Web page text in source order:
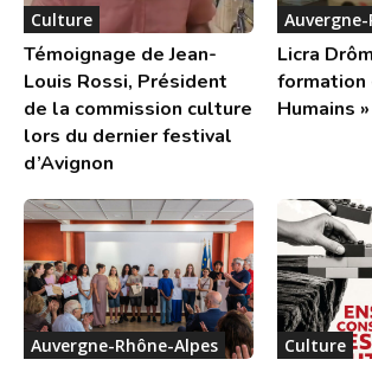
Culture
Témoignage de Jean-
Louis Rossi, Président
de la commission culture
lors du dernier festival
d’Avignon
Licra
formation
Humains »
Auvergne-Rhône-Alpes Culture